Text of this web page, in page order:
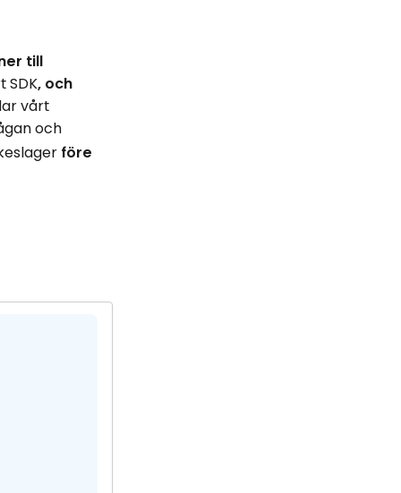
till
SDK, och
vårt
och
före